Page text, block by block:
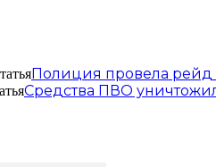
Полиция провела рейд
Средства ПВО